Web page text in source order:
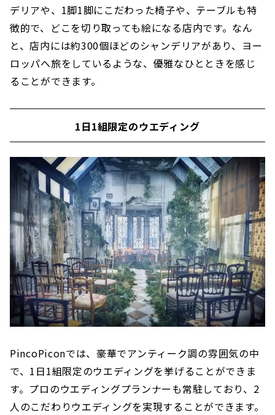
デリアや、1脚1脚にこだわった椅子や、テーブルも特
徴的で、どこを切り取っても絵になる店内です。なん
と、店内には約300個ほどのシャンデリアがあり、ヨー
ロッパへ旅をしているような、優雅なひとときを感じ
ることができます。
1日1組限定のウエディング
PincoPiconでは、豪華でアンティーク調の雰囲気の中
で、1日1組限定のウエディングを挙げることができま
す。プロのウエディングプランナーも常駐しており、2
人のこだわりウエディングを実現することができます。